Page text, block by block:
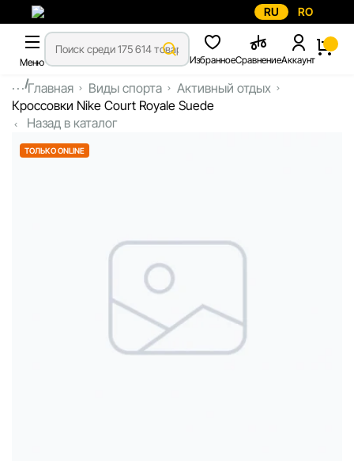
RU RO
Меню ИзбранноеСравнениеАккаунт
...Главная Виды спорта
Активный отдых
Кроссовки Nike Court Royale Suede
Назад в каталог
ТОЛЬКО ONLINE